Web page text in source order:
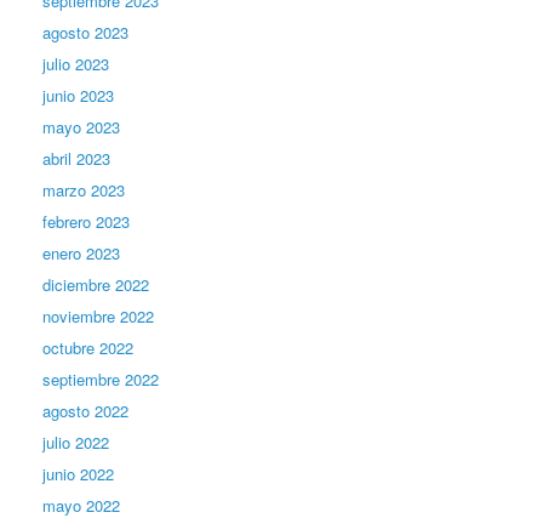
agosto 2023
julio 2023
junio 2023
mayo 2023
abril 2023
marzo 2023
febrero 2023
enero 2023
diciembre 2022
noviembre 2022
octubre 2022
septiembre 2022
agosto 2022
julio 2022
junio 2022
mayo 2022